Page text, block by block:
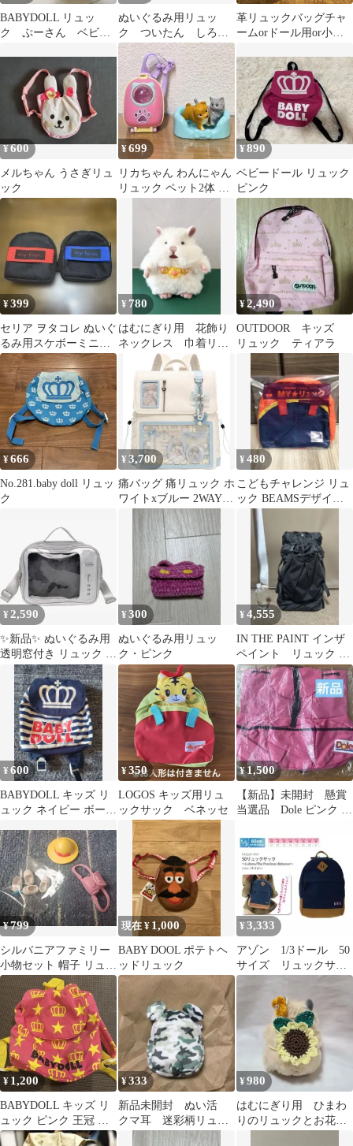
BABYDOLL リュッ
ク ぷーさん ベビ
ぬいぐるみ用リュッ
ク ついたん しろた
ん
革リュックバッグチャ
ームorドール用or小物
¥600
メルちゃん うさぎリュ
ック
¥699
リカちゃん わんにゃん
リュック ペット2体 犬
¥890
ベビードール リュック
ピンク
¥399
セリア ヲタコレ ぬいぐ
るみ用スケボーミニリ
ュックブルー ぬい活 リ
ュック
¥ 780
はむにぎり用 花飾り
ネックレス 巾着リュ
ック アクセサリーセ
ット
¥2,490
OUTDOOR キッズ
リュック ティアラ
¥666
No.281.baby doll リュッ
ク
¥ 3,700
痛バッグ 痛リュック ホ
ワイトxブルー 2WAY
大容量 A4 トレカ窓 推
¥480
こどもチャレンジ リュ
ック BEAMSデザイン
コラボ
¥2,590
✨新品✨ ぬいぐるみ用
透明窓付き リュック シ
ルバー 痛バッグ 美品
¥300
ぬいぐるみ用リュッ
ク・ピンク
¥4,555
IN THE PAINT インザ
ペイント リュック バ
ックパック（40Ｌ）
¥600
BABYDOLL キッズ リ
ュック ネイビー ボーダ
¥350
LOGOS キッズ用リュ
ックサック ベネッセ
¥1,500
【新品】未開封 懸賞
当選品 Dole ピンク リ
¥799
シルバニアファミリー
小物セット 帽子 リュッ
ク 靴
現在 ¥ 1,000
BABY DOOL ポテトヘ
ッドリュック
¥ 3,333
アゾン 1/3ドール 50
サイズ リュックサッ
ク
¥ 1,200
BABYDOLL キッズ リ
ュック ピンク 王冠 ス
ター柄
¥333
新品未開封 ぬい活
クマ耳 迷彩柄リュッ
¥980
はむにぎり用 ひまわ
りのリュックとお花の